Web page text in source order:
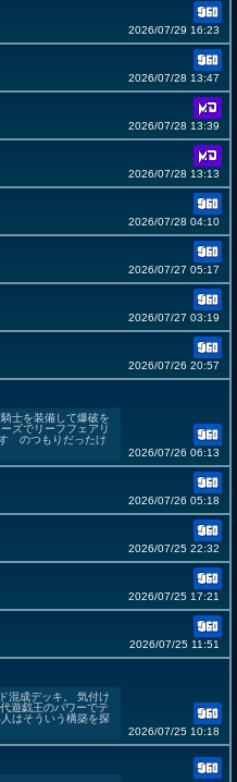
2026/07/29 16:23
2026/07/28 13:47
2026/07/28 13:39
2026/07/28 13:13
2026/07/28 04:10
2026/07/27 05:17
2026/07/27 03:19
2026/07/26 20:57
士を装備して爆破を
ズでリーフフェアリ
のつもりだったけ
2026/07/26 06:13
2026/07/26 05:18
2026/07/25 22:32
2026/07/25 17:21
2026/07/25 11:51
混成デッキ。 気付け
遊戯王のパワーでテ
はそういう構築を探
2026/07/25 10:18